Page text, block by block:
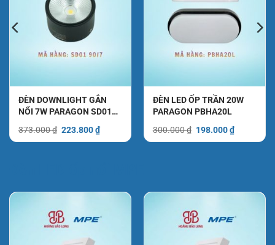
ĐÈN DOWNLIGHT GẮN
NỔI 7W PARAGON SD01
373.000₫ Giá
là:
223.800₫Giá
hiện
tại
ĐÈN LED ỐP TRẦN 20W
PARAGON PBHA20L
300.000₫ Giá
là:
198.000₫Giá
hiện
tại